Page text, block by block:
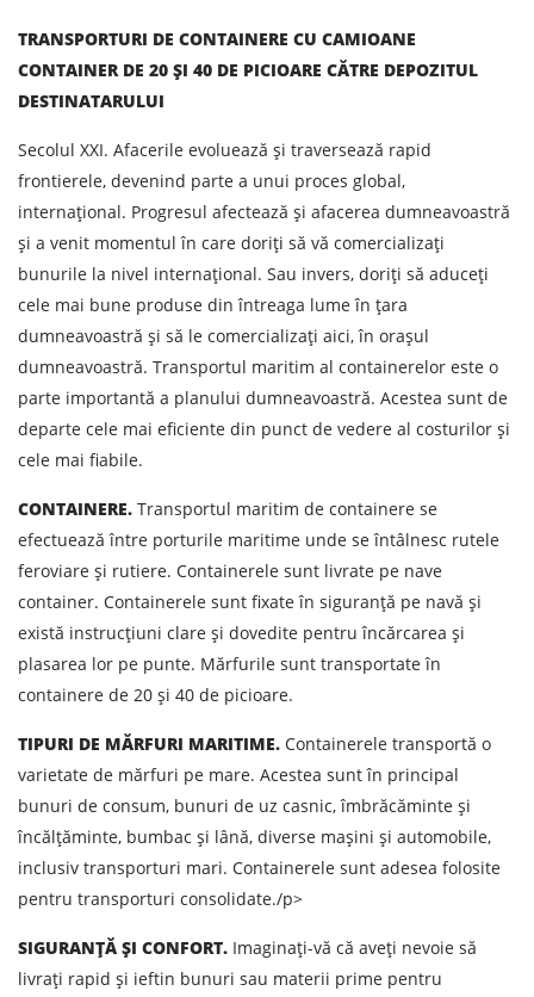
TRANSPORTURI DE CONTAINERE CU CAMIOANE
CONTAINER DE 20 ȘI 40 DE PICIOARE CĂTRE DEPOZITUL
DESTINATARULUI
Secolul XXI. Afacerile evoluează și traversează rapid
frontierele, devenind parte a unui proces global,
internațional. Progresul afectează și afacerea dumneavoastră
și a venit momentul în care doriți să vă comercializați
bunurile la nivel internațional. Sau invers, doriți să aduceți
cele mai bune produse din întreaga lume în țara
dumneavoastră și să le comercializați aici, în orașul
dumneavoastră. Transportul maritim al containerelor este o
parte importantă a planului dumneavoastră. Acestea sunt de
departe cele mai eficiente din punct de vedere al costurilor și
cele mai fiabile.
CONTAINERE. Transportul maritim de containere se
efectuează între porturile maritime unde se întâlnesc rutele
feroviare și rutiere. Containerele sunt livrate pe nave
container. Containerele sunt fixate în siguranță pe navă și
există instrucțiuni clare și dovedite pentru încărcarea și
plasarea lor pe punte. Mărfurile sunt transportate în
containere de 20 și 40 de picioare.
TIPURI DE MĂRFURI MARITIME. Containerele transportă o
varietate de mărfuri pe mare. Acestea sunt în principal
bunuri de consum, bunuri de uz casnic, îmbrăcăminte și
încălțăminte, bumbac și lână, diverse mașini și automobile,
inclusiv transporturi mari. Containerele sunt adesea folosite
pentru transporturi consolidate./p>
SIGURANȚĂ ȘI CONFORT. Imaginați-vă că aveți nevoie să
livrați rapid și ieftin bunuri sau materii prime pentru
Aflați despre costurile de
expediere
Descarcă țara
Descarcă orașul